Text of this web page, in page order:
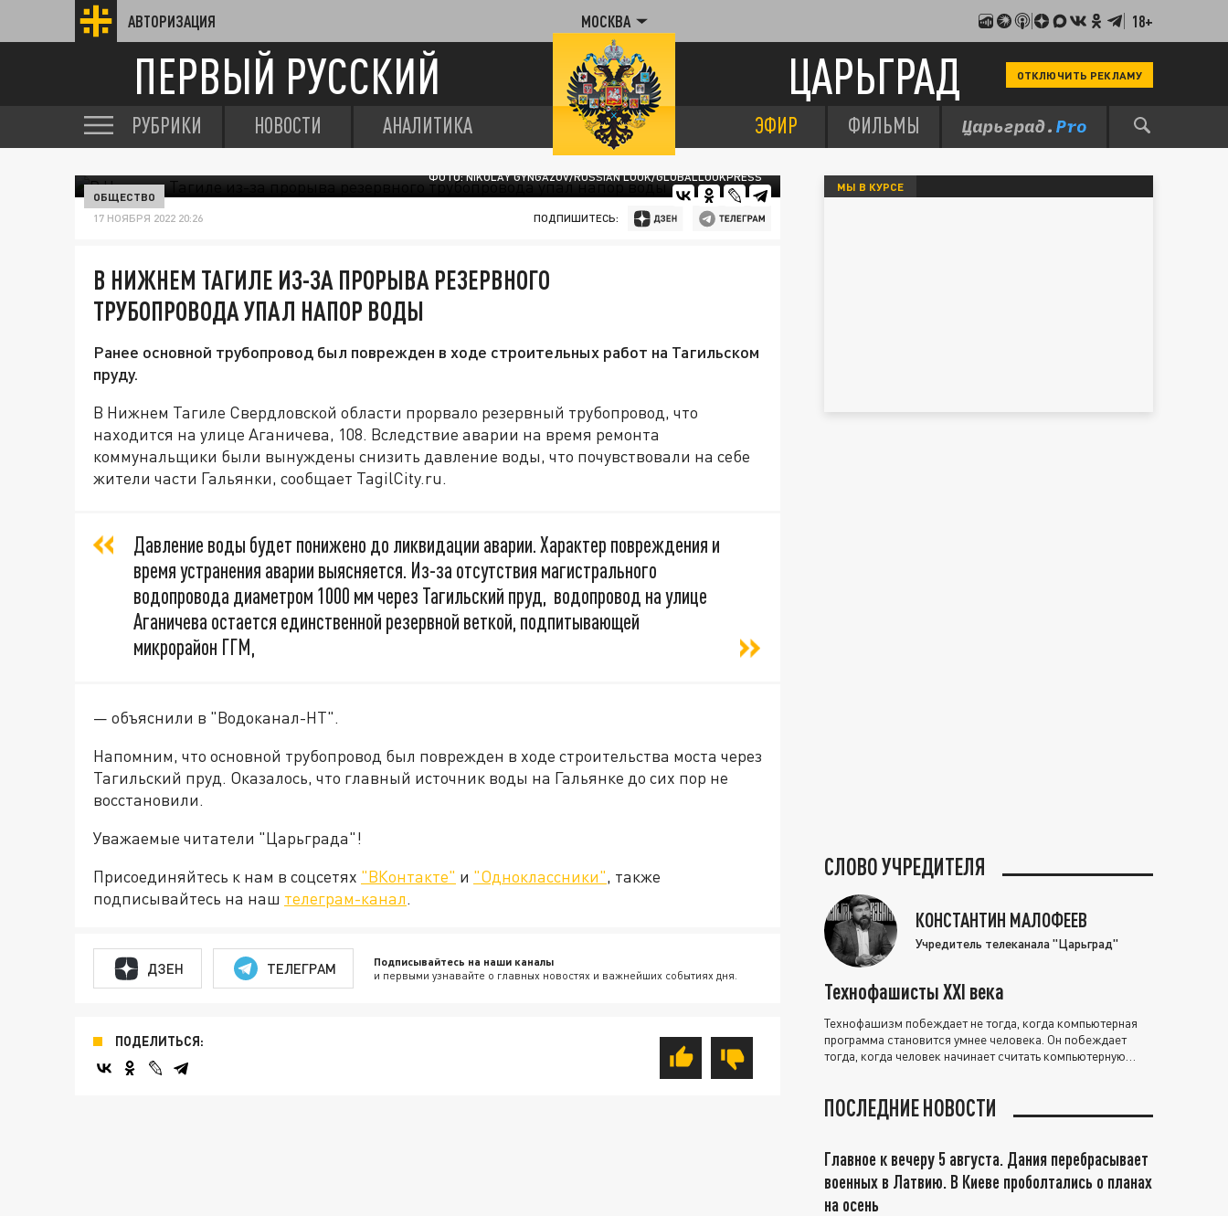
АВТОРИЗАЦИЯ МОСКВА 18+
ПЕРВЫЙ РУССКИЙ ЦАРЬГРАД ОТКЛЮЧИТЬ РЕКЛАМУ
РУБРИКИ НОВОСТИ АНАЛИТИКА ЭФИР ФИЛЬМЫ
ФОТО: NIKOLAY GYNGAZOV/RUSSIAN LOOK/GLOBALLOOKPRESS
ОБЩЕСТВО
17 НОЯБРЯ 2022 20:26 ПОДПИШИТЕСЬ:
В НИЖНЕМ ТАГИЛЕ ИЗ-ЗА ПРОРЫВА РЕЗЕРВНОГО
ТРУБОПРОВОДА УПАЛ НАПОР ВОДЫ
Ранее основной трубопровод был поврежден в ходе строительных работ на Тагильском
пруду.
В Нижнем Тагиле Свердловской области прорвало резервный трубопровод, что
находится на улице Аганичева, 108. Вследствие аварии на время ремонта
коммунальщики были вынуждены снизить давление воды, что почувствовали на себе
жители части Гальянки, сообщает TagilCity.ru.
Давление воды будет понижено до ликвидации аварии. Характер повреждения и
время устранения аварии выясняется. Из-за отсутствия магистрального
водопровода диаметром 1000 мм через Тагильский пруд, водопровод на улице
Аганичева остается единственной резервной веткой, подпитывающей
микрорайон ГГМ,
— объяснили в "Водоканал-НТ".
Напомним, что основной трубопровод был поврежден в ходе строительства моста через
Тагильский пруд. Оказалось, что главный источник воды на Гальянке до сих пор не
восстановили.
Уважаемые читатели "Царьграда"!
Присоединяйтесь к нам в соцсетях "ВКонтакте" и "Одноклассники", также
подписывайтесь на наш телеграм-канал.
ДЗЕН ТЕЛЕГРАМ Подписывайтесь на наши каналы
и первыми узнавайте о главных новостях и важнейших событиях дня.
ПОДЕЛИТЬСЯ:
МЫ В КУРСЕ
СЛОВО УЧРЕДИТЕЛЯ
КОНСТАНТИН МАЛОФЕЕВ
Учредитель телеканала "Царьград"
Технофашисты XXI века
Технофашизм побеждает не тогда, когда компьютерная
программа становится умнее человека. Он побеждает
тогда, когда человек начинает считать компьютерную
ПОСЛЕДНИЕ НОВОСТИ
Главное к вечеру 5 августа. Дания перебрасывает
военных в Латвию. В Киеве проболтались о планах
на осень